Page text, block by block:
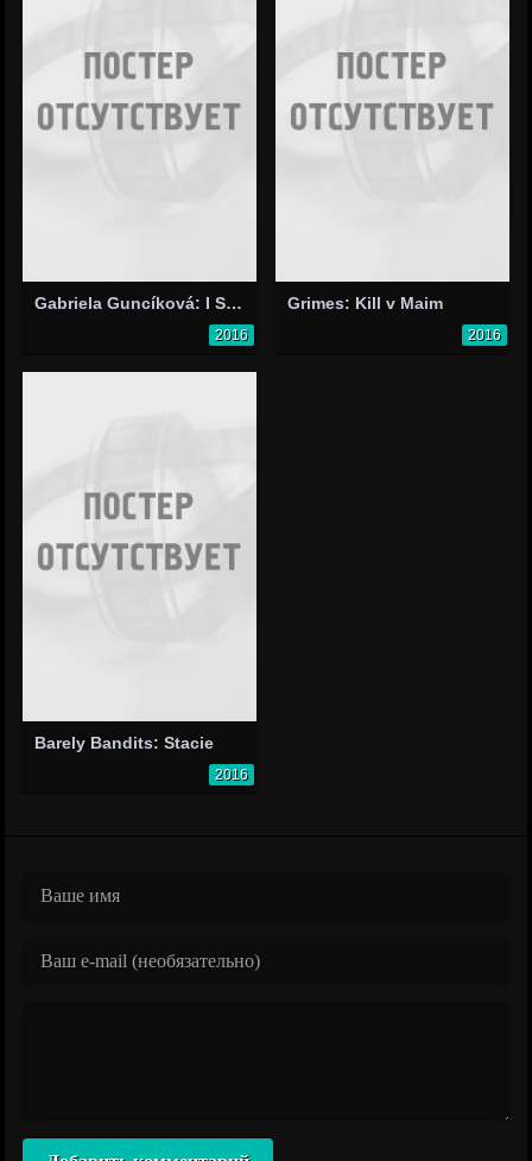
Gabriela Guncíková: I Stand
2016
Grimes: Kill v Maim
2016
Barely Bandits: Stacie
2016